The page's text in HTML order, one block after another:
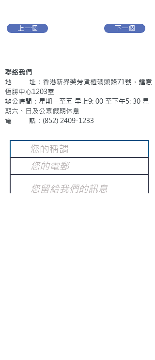
上一個 下一個
聯絡我們
地 址：香港新界葵芳貨櫃碼頭路71號，鍾意
恆勝中心1203室
辦公時間：星期一至五 早上9: 00 至下午5: 30 星
期六、日及公眾假期休息
電 話：(852) 2409-1233